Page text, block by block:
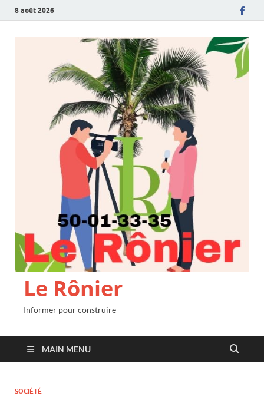
8 août 2026
Le Rônier
Informer pour construire
MAIN MENU
SOCIÉTÉ